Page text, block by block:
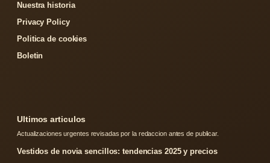
Nuestra historia
Privacy Policy
Politica de cookies
Boletin
Ultimos articulos
Actualizaciones urgentes revisadas por la redaccion antes de publicar.
Vestidos de novia sencillos: tendencias 2025 y precios